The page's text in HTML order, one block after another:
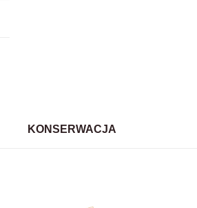
KONSERWACJA